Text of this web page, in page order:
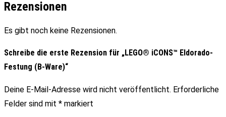
Rezensionen
Es gibt noch keine Rezensionen.
Schreibe die erste Rezension für „LEGO® iCONS™ Eldorado-
Festung (B-Ware)“
Deine E-Mail-Adresse wird nicht veröffentlicht. Erforderliche
Felder sind mit * markiert